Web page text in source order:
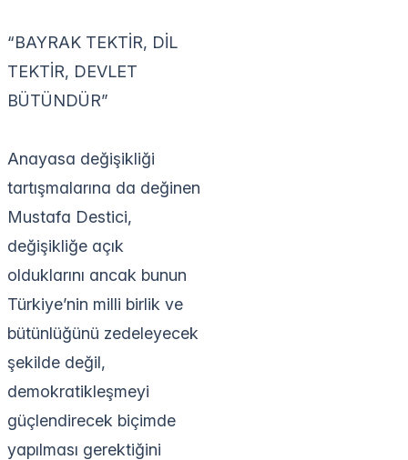
“BAYRAK TEKTİR, DİL
TEKTİR, DEVLET
BÜTÜNDÜR”
Anayasa değişikliği
tartışmalarına da değinen
Mustafa Destici,
değişikliğe açık
olduklarını ancak bunun
Türkiye’nin milli birlik ve
bütünlüğünü zedeleyecek
şekilde değil,
demokratikleşmeyi
güçlendirecek biçimde
yapılması gerektiğini